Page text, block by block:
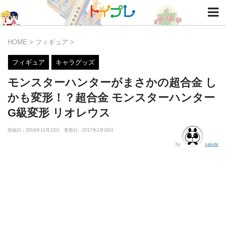
HOME > フィギュア >
フィギュア キャラグッズ
モンスターハンターがまさかの超合金 し
かも変形！？超合金 モンスターハンター
G級変形 リオレウス
投稿日：2014年11月13日 更新日： 2017年2月24日
by salude